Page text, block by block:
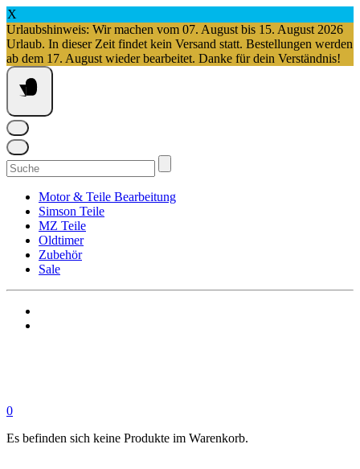
X
Urlaubshinweis: Wir machen vom 07. August bis 15. August 2026
Urlaub. In dieser Zeit findet kein Versand statt. Bestellungen werden
ab dem 17. August wieder bearbeitet. Danke für dein Verständnis!
Springe
zum
Inhalt
Suchen
nach:
Motor & Teile Bearbeitung
Simson Teile
MZ Teile
Oldtimer
Zubehör
Sale
0
Es befinden sich keine Produkte im Warenkorb.